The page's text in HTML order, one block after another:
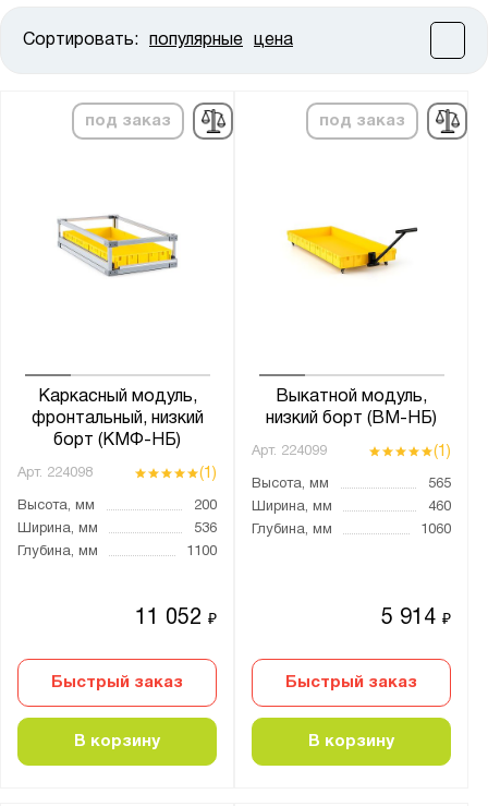
Сортировать: популярные цена
под заказ
Каркасный модуль,
фронтальный, низкий
борт (КМФ-НБ)
Арт. 224098 (1)
Высота, мм
200
Ширина, мм
536
Глубина, мм
1100
11 052₽
Быстрый заказ
В корзину
под заказ
Выкатной модуль,
низкий борт (ВМ-НБ)
Арт. 224099 (1)
Высота, мм
565
Ширина, мм
460
Глубина, мм
1060
5 914₽
Быстрый заказ
В корзину
Ширина, мм:
от до
Производитель: